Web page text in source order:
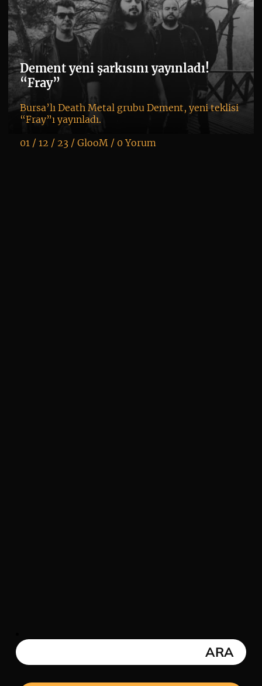
Dement yeni şarkısını yayınladı!
“Fray”
Bursa’lı Death Metal grubu Dement, yeni teklisi
“Fray”ı yayınladı.
01 / 12 / 23 / GlooM/ 0 Yorum